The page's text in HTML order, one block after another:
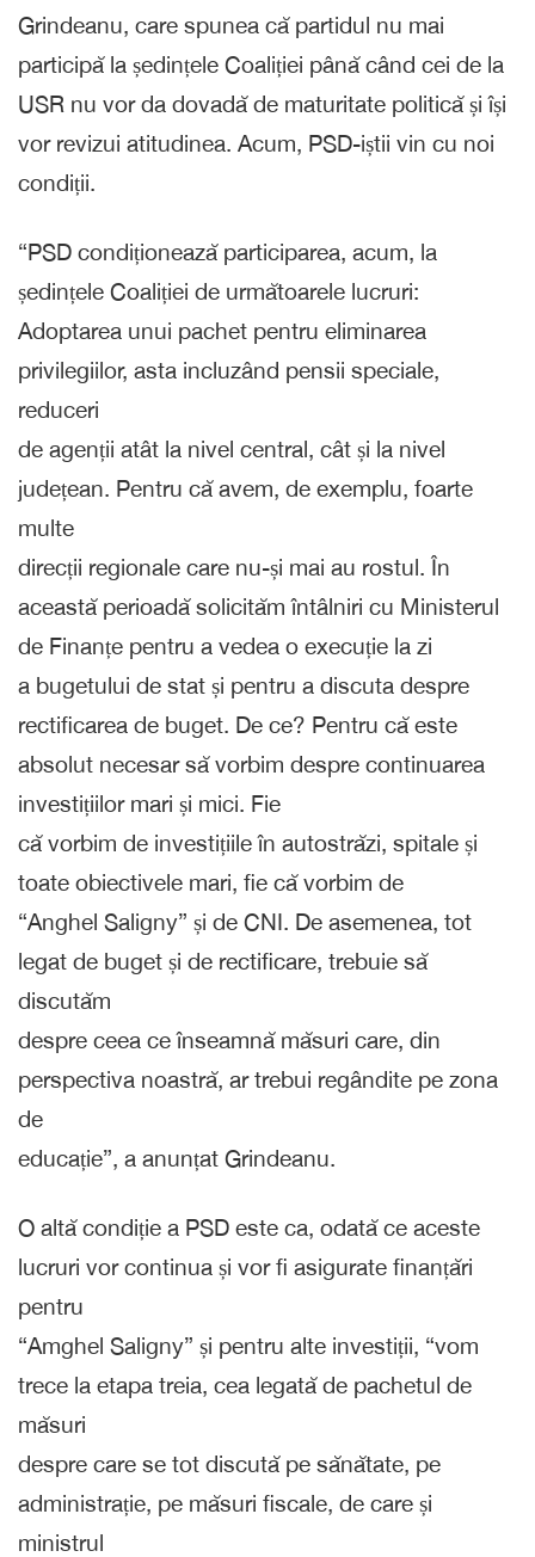
Grindeanu, care spunea că partidul nu mai
participă la ședințele Coaliției până când cei de la
USR nu vor da dovadă de maturitate politică și își
vor revizui atitudinea. Acum, PSD-iștii vin cu noi
condiții.
“PSD condiționează participarea, acum, la
ședințele Coaliției de următoarele lucruri:
Adoptarea unui pachet pentru eliminarea
privilegiilor, asta incluzând pensii speciale,
reduceri
de agenții atât la nivel central, cât și la nivel
județean. Pentru că avem, de exemplu, foarte
multe
direcții regionale care nu-și mai au rostul. În
această perioadă solicităm întâlniri cu Ministerul
de Finanțe pentru a vedea o execuție la zi
a bugetului de stat și pentru a discuta despre
rectificarea de buget. De ce? Pentru că este
absolut necesar să vorbim despre continuarea
investițiilor mari și mici. Fie
că vorbim de investițiile în autostrăzi, spitale și
toate obiectivele mari, fie că vorbim de
“Anghel Saligny” și de CNI. De asemenea, tot
legat de buget și de rectificare, trebuie să
discutăm
despre ceea ce înseamnă măsuri care, din
perspectiva noastră, ar trebui regândite pe zona
de
educație”, a anunțat Grindeanu.
O altă condiție a PSD este ca, odată ce aceste
lucruri vor continua și vor fi asigurate finanțări
pentru
“Amghel Saligny” și pentru alte investiții, “vom
trece la etapa treia, cea legată de pachetul de
măsuri
despre care se tot discută pe sănătate, pe
administrație, pe măsuri fiscale, de care și
ministrul